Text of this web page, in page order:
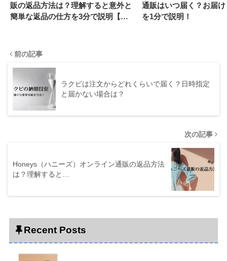
販の返品方法は？理解すると意外と
簡単な返品の仕方を3分で説明【返
通販はいつ届く？お届
を1分で説明！
前の記事
ラクビは注文からどれくらいで届く？日時指定
と届かない場合は？
次の記事
Honeys（ハニーズ）オンライン通販の返品方法
は？理解すると…
Recent Posts